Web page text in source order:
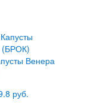
Венера
руб.